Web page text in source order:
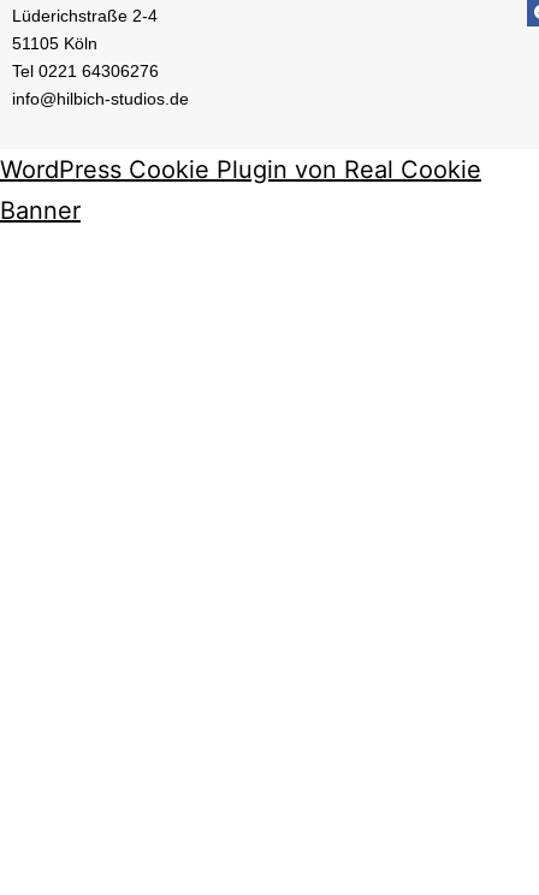
Lüderichstraße 2-4
51105 Köln
Tel 0221 64306276
info@hilbich-studios.de
WordPress Cookie Plugin von Real Cookie
Banner